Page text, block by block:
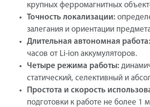
крупных ферромагнитных
Точность локализации:
залегания и ориентации
Длительная автономная работа:
часов от Li-ion аккумуляторов.
Четыре режима работы:
статический, селективный и
Простота и скорость
подготовки к работе не более 1